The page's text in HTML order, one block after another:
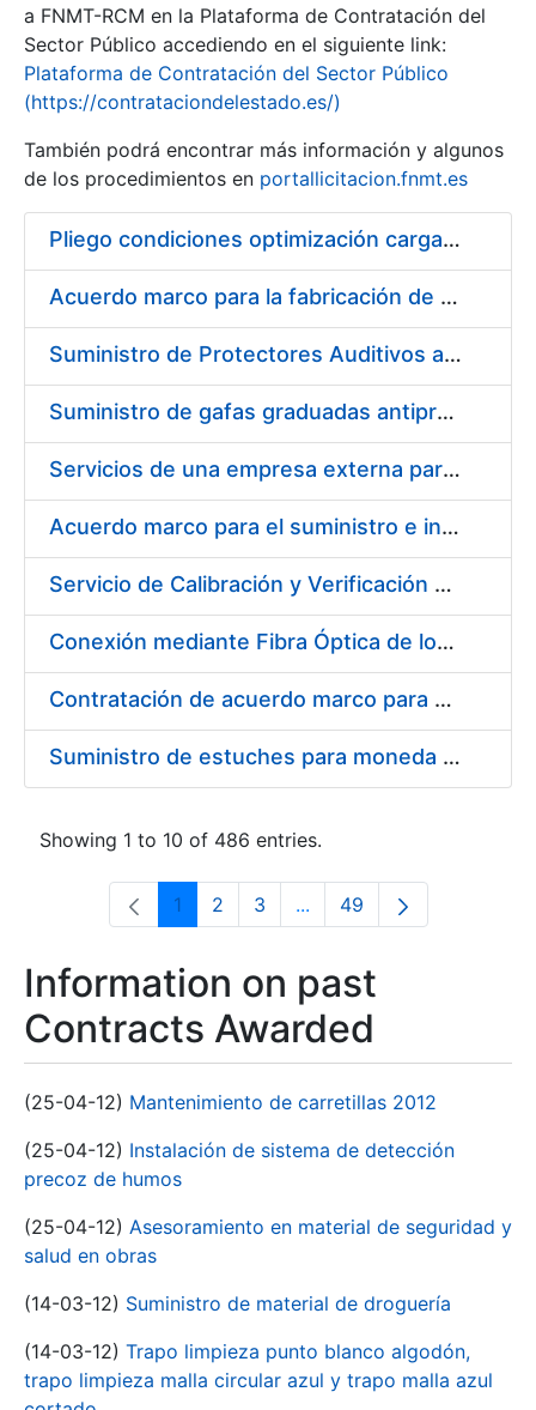
Show/Hide
a FNMT-RCM en la Plataforma de Contratación del
Sector Público accediendo en el siguiente link:
Plataforma de Contratación del Sector Público
(https://contrataciondelestado.es/)
También podrá encontrar más información y algunos
de los procedimientos en portallicitacion.fnmt.es
Pliego condiciones optimización cargas compras firmado
Acuerdo marco para la fabricación de piezas
Suministro de Protectores Auditivos a medida para las personas trabajadoras de los Centros de Trabajo de Madrid y Burgos
Suministro de gafas graduadas antiproyecciones para los trabajadores de la FNMT-RCM en los centros de trabajo de Madrid y Burgos
Servicios de una empresa externa para el asesoramiento y resolución de los recursos de alzada que se presentan relacionados con procesos de selección para la FNMT-RCM
Acuerdo marco para el suministro e instalación de persianas, estores y otros complementos
Servicio de Calibración y Verificación Externa de los Equipos de Medición del Servicio de Prevención de la FNMT-RCM
Conexión mediante Fibra Óptica de los Centros de Proceso de Datos (CPDs) de las sedes de la FNMT-RCM de Burgos y Madrid
Contratación de acuerdo marco para el Suministro de Material de Electricidad para la Fábrica Nacional de Moneda y Timbre-Real Casa de la Moneda en su centro de trabajo de Burgos
Suministro de estuches para moneda de 30 €
Showing 1 to 10 of 486 entries.
Page
1 Page
2 Page
3 ...Intermediate Pages Use
Page
49
Information on past
Contracts Awarded
(25-04-12) Mantenimiento de carretillas 2012
(25-04-12) Instalación de sistema de detección
precoz de humos
(25-04-12) Asesoramiento en material de seguridad y
salud en obras
(14-03-12) Suministro de material de droguería
(14-03-12) Trapo limpieza punto blanco algodón,
trapo limpieza malla circular azul y trapo malla azul